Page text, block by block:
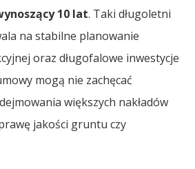
10 lat. Taki długoletni
na stabilne planowanie
oraz długofalowe inwestycje
mogą nie zachęcać
większych nakładów
jakości gruntu czy